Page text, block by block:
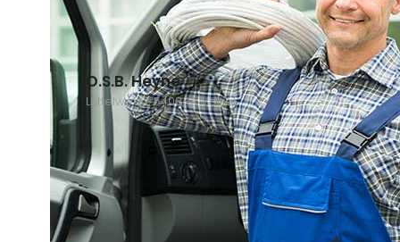
O.S.B. Heyne
Luttelweg 1, 5408RA Volkel